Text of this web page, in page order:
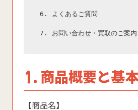
6. よくあるご質問
7. お問い合わせ・買取のご案内
1. 商品概要と基
【商品名】